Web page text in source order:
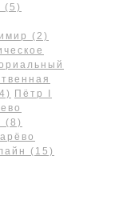
(5)
(2)
Пётр I
(8)
(15)